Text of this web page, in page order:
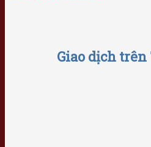
Giao dịch trên